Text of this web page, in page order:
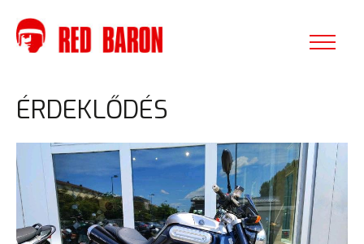
ÉRDEKLŐDÉS